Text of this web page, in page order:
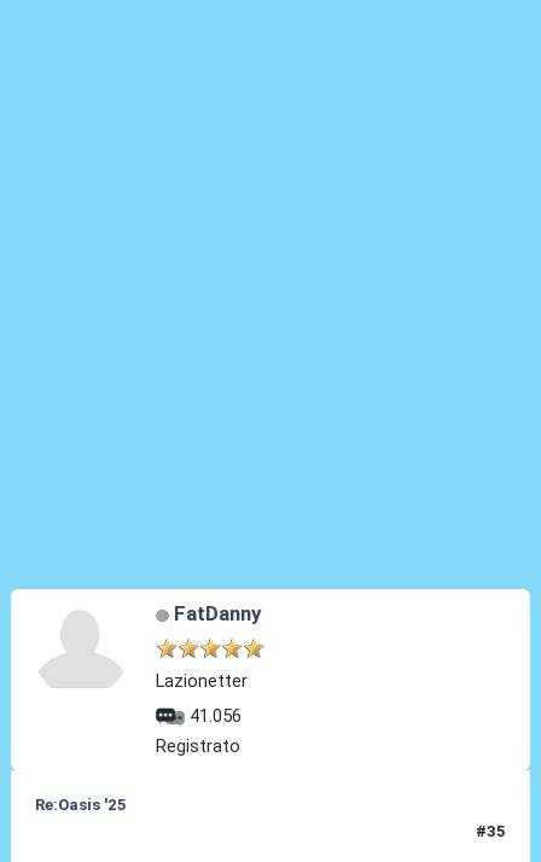
FatDanny
Lazionetter
41.056
Registrato
Re:Oasis '25
#35